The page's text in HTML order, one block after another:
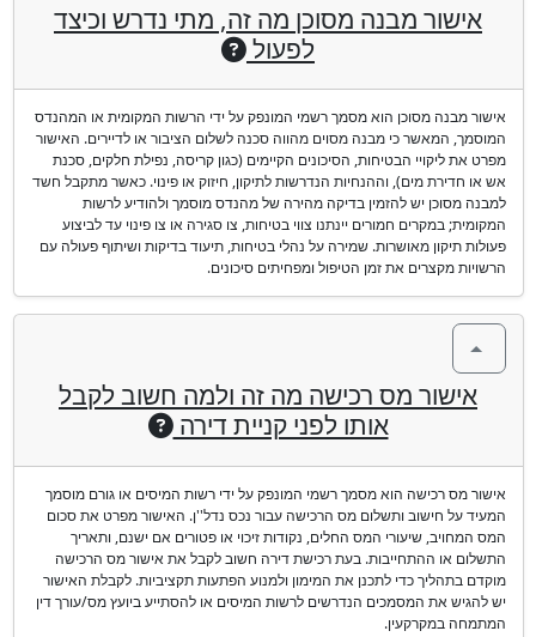
אישור מבנה מסוכן מה זה, מתי נדרש וכיצד
לפעול
אישור מבנה מסוכן הוא מסמך רשמי המונפק על ידי הרשות המקומית או המהנדס
המוסמך, המאשר כי מבנה מסוים מהווה סכנה לשלום הציבור או לדיירים. האישור
מפרט את ליקויי הבטיחות, הסיכונים הקיימים (כגון קריסה, נפילת חלקים, סכנת
אש או חדירת מים), וההנחיות הנדרשות לתיקון, חיזוק או פינוי. כאשר מתקבל חשד
למבנה מסוכן יש להזמין בדיקה מהירה של מהנדס מוסמך ולהודיע לרשות
המקומית; במקרים חמורים יינתנו צווי בטיחות, צו סגירה או צו פינוי עד לביצוע
פעולות תיקון מאושרות. שמירה על נהלי בטיחות, תיעוד בדיקות ושיתוף פעולה עם
הרשויות מקצרים את זמן הטיפול ומפחיתים סיכונים.
אישור מס רכישה מה זה ולמה חשוב לקבל
אותו לפני קניית דירה
אישור מס רכישה הוא מסמך רשמי המונפק על ידי רשות המיסים או גורם מוסמך
המעיד על חישוב ותשלום מס הרכישה עבור נכס נדל''ן. האישור מפרט את סכום
המס המחויב, שיעורי המס החלים, נקודות זיכוי או פטורים אם ישנם, ותאריך
התשלום או ההתחייבות. בעת רכישת דירה חשוב לקבל את אישור מס הרכישה
מוקדם בתהליך כדי לתכנן את המימון ולמנוע הפתעות תקציביות. לקבלת האישור
יש להגיש את המסמכים הנדרשים לרשות המיסים או להסתייע ביועץ מס/עורך דין
המתמחה במקרקעין.